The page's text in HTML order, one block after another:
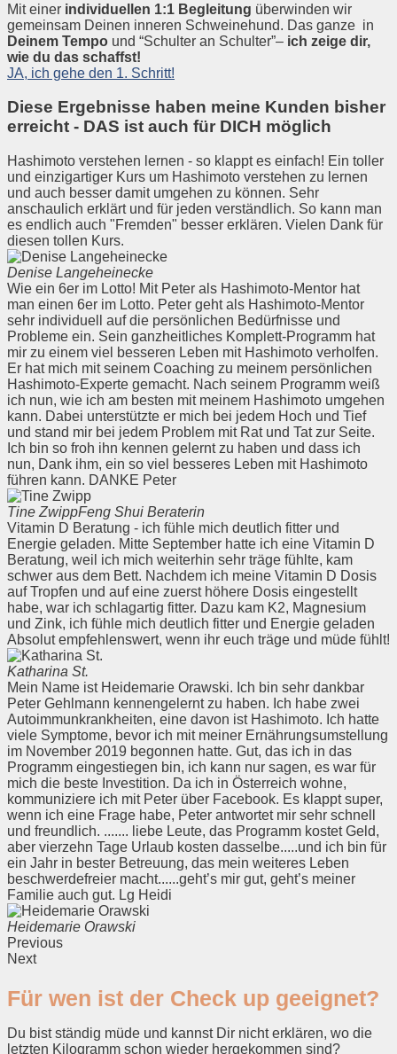
Mit einer individuellen 1:1 Begleitung überwinden wir
gemeinsam Deinen inneren Schweinehund. Das ganze in
Deinem Tempo und “Schulter an Schulter”– ich zeige dir,
wie du das schaffst!
JA, ich gehe den 1. Schritt!
Diese Ergebnisse haben meine Kunden bisher
erreicht - DAS ist auch für DICH möglich
Hashimoto verstehen lernen - so klappt es einfach! Ein toller
und einzigartiger Kurs um Hashimoto verstehen zu lernen
und auch besser damit umgehen zu können. Sehr
anschaulich erklärt und für jeden verständlich. So kann man
es endlich auch "Fremden" besser erklären. Vielen Dank für
diesen tollen Kurs.
Denise Langeheinecke
Wie ein 6er im Lotto! Mit Peter als Hashimoto-Mentor hat
man einen 6er im Lotto. Peter geht als Hashimoto-Mentor
sehr individuell auf die persönlichen Bedürfnisse und
Probleme ein. Sein ganzheitliches Komplett-Programm hat
mir zu einem viel besseren Leben mit Hashimoto verholfen.
Er hat mich mit seinem Coaching zu meinem persönlichen
Hashimoto-Experte gemacht. Nach seinem Programm weiß
ich nun, wie ich am besten mit meinem Hashimoto umgehen
kann. Dabei unterstützte er mich bei jedem Hoch und Tief
und stand mir bei jedem Problem mit Rat und Tat zur Seite.
Ich bin so froh ihn kennen gelernt zu haben und dass ich
nun, Dank ihm, ein so viel besseres Leben mit Hashimoto
führen kann. DANKE Peter
Tine ZwippFeng Shui Beraterin
Vitamin D Beratung - ich fühle mich deutlich fitter und
Energie geladen. Mitte September hatte ich eine Vitamin D
Beratung, weil ich mich weiterhin sehr träge fühlte, kam
schwer aus dem Bett. Nachdem ich meine Vitamin D Dosis
auf Tropfen und auf eine zuerst höhere Dosis eingestellt
habe, war ich schlagartig fitter. Dazu kam K2, Magnesium
und Zink, ich fühle mich deutlich fitter und Energie geladen
Absolut empfehlenswert, wenn ihr euch träge und müde fühlt!
Katharina St.
Mein Name ist Heidemarie Orawski. Ich bin sehr dankbar
Peter Gehlmann kennengelernt zu haben. Ich habe zwei
Autoimmunkrankheiten, eine davon ist Hashimoto. Ich hatte
viele Symptome, bevor ich mit meiner Ernährungsumstellung
im November 2019 begonnen hatte. Gut, das ich in das
Programm eingestiegen bin, ich kann nur sagen, es war für
mich die beste Investition. Da ich in Österreich wohne,
kommuniziere ich mit Peter über Facebook. Es klappt super,
wenn ich eine Frage habe, Peter antwortet mir sehr schnell
und freundlich. ....... liebe Leute, das Programm kostet Geld,
aber vierzehn Tage Urlaub kosten dasselbe.....und ich bin für
ein Jahr in bester Betreuung, das mein weiteres Leben
beschwerdefreier macht......geht’s mir gut, geht’s meiner
Familie auch gut. Lg Heidi
Heidemarie Orawski
Previous
Next
Für wen ist der Check up geeignet?
Du bist ständig müde und kannst Dir nicht erklären, wo die
letzten Kilogramm schon wieder hergekommen sind?